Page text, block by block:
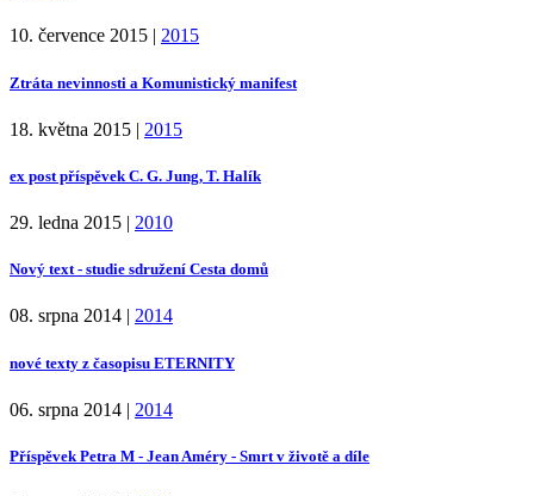
10. července 2015 | 2015
Ztráta nevinnosti a Komunistický manifest
18. května 2015 | 2015
ex post příspěvek C. G. Jung, T. Halík
29. ledna 2015 | 2010
Nový text - studie sdružení Cesta domů
08. srpna 2014 | 2014
nové texty z časopisu ETERNITY
06. srpna 2014 | 2014
Příspěvek Petra M - Jean Améry - Smrt v životě a díle